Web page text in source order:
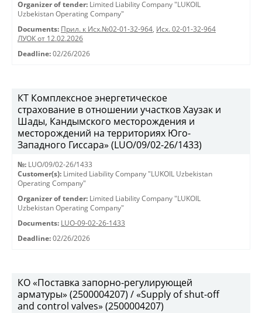
Organizer of tender: Limited Liability Company "LUKOIL
Uzbekistan Operating Company"
Documents: Прил. к Исх.№02-01-32-964, Исх. 02-01-32-964
ЛУОК от 12.02.2026
Deadline: 02/26/2026
КТ Комплексное энергетическое
страхование в отношении участков Хаузак и
Шады, Кандымского месторождения и
месторождений на территориях Юго-
Западного Гиссара» (LUO/09/02-26/1433)
№: LUO/09/02-26/1433
Customer(s): Limited Liability Company "LUKOIL Uzbekistan
Operating Company"
Organizer of tender: Limited Liability Company "LUKOIL
Uzbekistan Operating Company"
Documents: LUO-09-02-26-1433
Deadline: 02/26/2026
КО «Поставка запорно-регулирующей
арматуры» (2500004207) / «Supply of shut-off
and control valves» (2500004207)